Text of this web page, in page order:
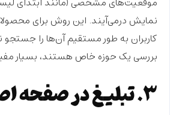
نمایش درمی‌آیند. این روش برای
کاربران به طور مستقیم آن‌ها را جستجو
بررسی یک حوزه خاص هستند، بسیار
۳. تبلیغ در صفحه اصلی باسلام